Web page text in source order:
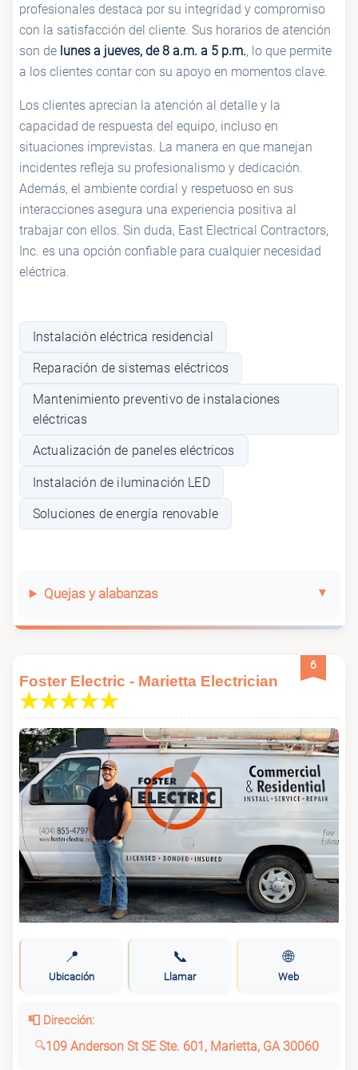
profesionales destaca por su integridad y compromiso
con la satisfacción del cliente. Sus horarios de atención
son de lunes a jueves, de 8 a.m. a 5 p.m., lo que permite
a los clientes contar con su apoyo en momentos clave.
Los clientes aprecian la atención al detalle y la
capacidad de respuesta del equipo, incluso en
situaciones imprevistas. La manera en que manejan
incidentes refleja su profesionalismo y dedicación.
Además, el ambiente cordial y respetuoso en sus
interacciones asegura una experiencia positiva al
trabajar con ellos. Sin duda, East Electrical Contractors,
Inc. es una opción confiable para cualquier necesidad
eléctrica.
Instalación eléctrica residencial
Reparación de sistemas eléctricos
Mantenimiento preventivo de instalaciones
eléctricas
Actualización de paneles eléctricos
Instalación de iluminación LED
Soluciones de energía renovable
Quejas y alabanzas
6
Foster Electric - Marietta Electrician
📍
Ubicación
📞
Llamar
🌐
Web
📮 Dirección:
109 Anderson St SE Ste. 601, Marietta, GA 30060